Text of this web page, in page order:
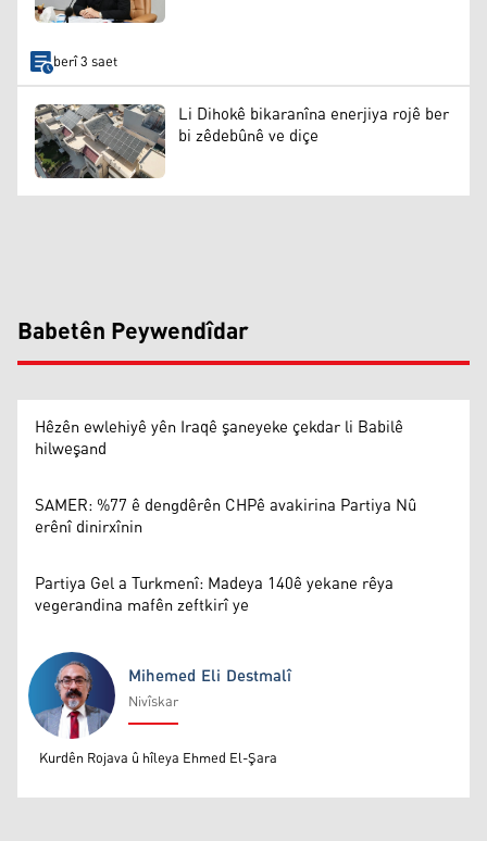
berî 3 saet
Li Dihokê bikaranîna enerjiya rojê ber
bi zêdebûnê ve diçe
Babetên Peywendîdar
Hêzên ewlehiyê yên Iraqê şaneyeke çekdar li Babilê
hilweşand
SAMER: %77 ê dengdêrên CHPê avakirina Partiya Nû
erênî dinirxînin
Partiya Gel a Turkmenî: Madeya 140ê yekane rêya
vegerandina mafên zeftkirî ye
Mihemed Eli Destmalî
Mihemed Eli Destmalî
Nivîskar
Kurdên Rojava û hîleya Ehmed El-Şara